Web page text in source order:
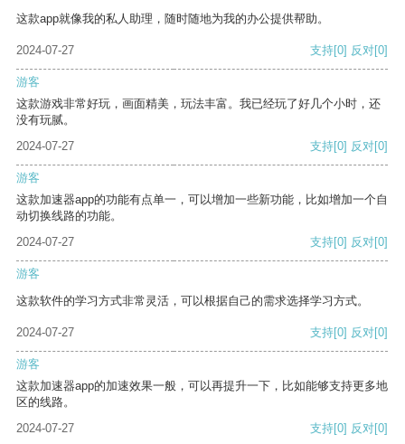
这款app就像我的私人助理，随时随地为我的办公提供帮助。
2024-07-27 支持[0] 反对[0]
游客
这款游戏非常好玩，画面精美，玩法丰富。我已经玩了好几个小时，还
没有玩腻。
2024-07-27
支持[0] 反对[0]
游客
这款加速器app的功能有点单一，可以增加一些新功能，比如增加一个自
动切换线路的功能。
2024-07-27
支持[0] 反对[0]
游客
这款软件的学习方式非常灵活，可以根据自己的需求选择学习方式。
2024-07-27 支持[0] 反对[0]
游客
这款加速器app的加速效果一般，可以再提升一下，比如能够支持更多地
区的线路。
2024-07-27
支持[0] 反对[0]